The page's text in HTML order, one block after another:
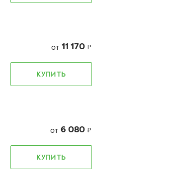
от 11 170 ₽
КУПИТЬ
от 6 080 ₽
КУПИТЬ